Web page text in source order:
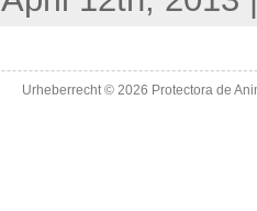
c
b
st
d
ai ar
Urheberrecht © 2026 Protectora de